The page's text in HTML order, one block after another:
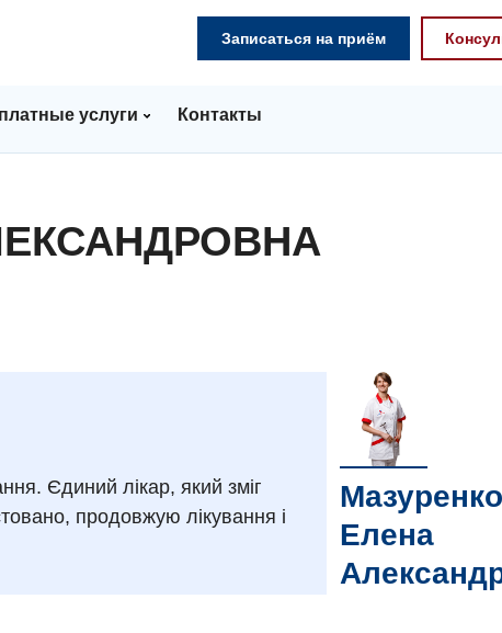
Записаться на приём
услуги Контакты
Єдиний лікар, який зміг
продовжую лікування і
Мазуренко
Елена